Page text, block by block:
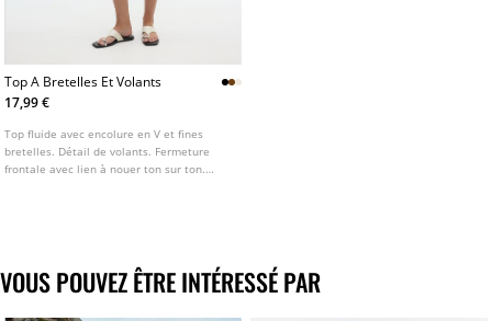
Top A Bretelles Et Volants
17,99 €
Top fluide avec encolure en V et fines
bretelles. Détail de volants. Fermeture
frontale avec lien à nouer ton sur ton.
VOUS POUVEZ ÊTRE INTÉRESSÉ PAR